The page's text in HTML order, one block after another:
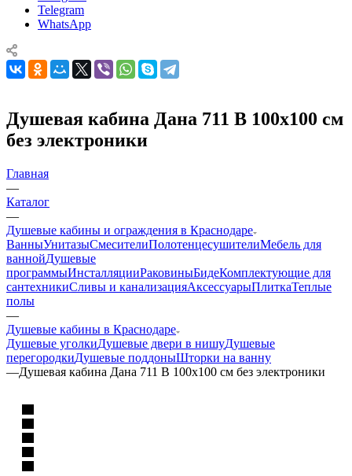
программыИнсталляции
сантехникиСливы и канализация
—
Душевые кабины в Краснодаре
Душевые уголкиДушевые двери в нишу
0₽/шт
Много